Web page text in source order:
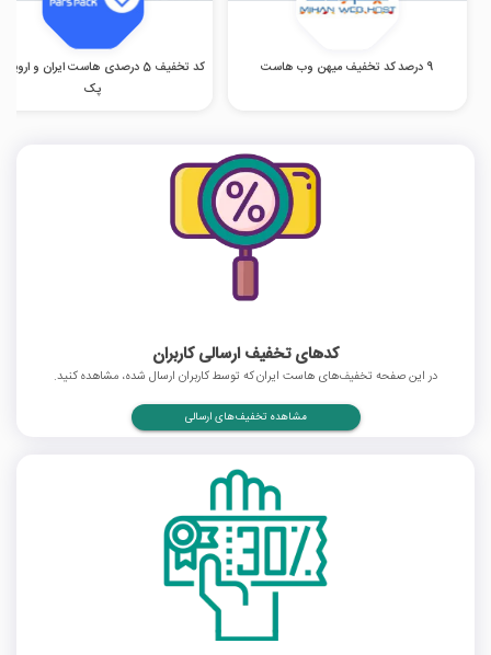
9 درصد کد تخفیف میهن وب هاست
کد تخفیف 5 درصدی هاست ایران و
پک
کدهای تخفیف ارسالی کاربران
در این صفحه تخفیف‌های هاست ایران که توسط کاربران ارسال شده، مشاهده کنید.
مشاهده تخفیف‌های ارسالی